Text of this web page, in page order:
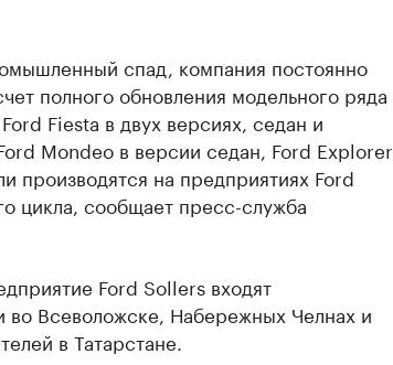
спад, компания постоянно
полного обновления модельного ряда
Fiesta в двух версиях, седан и
Mondeo в версии седан, Ford Explorer
производятся на предприятиях Ford
цикла, сообщает пресс-служба
Ford Sollers входят
во Всеволожске, Набережных Челнах и
в Татарстане.